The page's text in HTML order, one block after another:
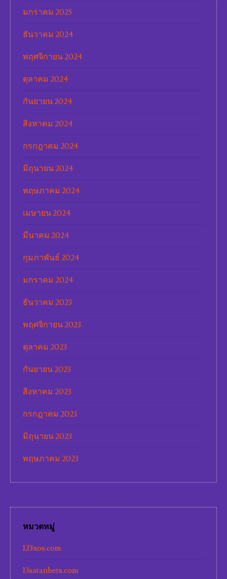
มกราคม 2025
ธันวาคม 2024
พฤศจิกายน 2024
ตุลาคม 2024
กันยายน 2024
สิงหาคม 2024
กรกฎาคม 2024
มิถุนายน 2024
พฤษภาคม 2024
เมษายน 2024
มีนาคม 2024
กุมภาพันธ์ 2024
มกราคม 2024
ธันวาคม 2023
พฤศจิกายน 2023
ตุลาคม 2023
กันยายน 2023
สิงหาคม 2023
กรกฎาคม 2023
มิถุนายน 2023
พฤษภาคม 2023
หมวดหมู่
123xos.com
13satanbets.com